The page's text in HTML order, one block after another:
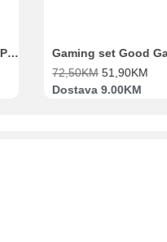
Xiaomi Redmi Note 14 Pro 8GB 256GB Crni
72,50KM 51,90KM
Dostava 9.00KM